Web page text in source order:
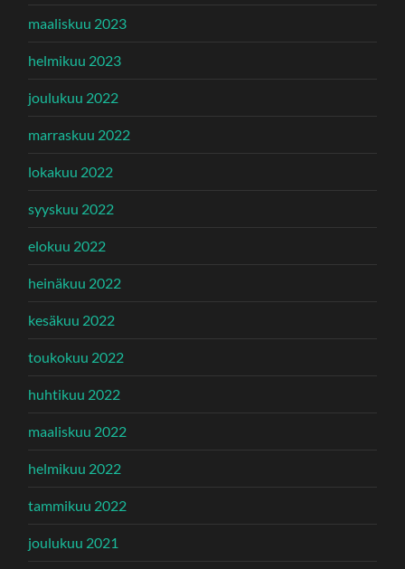
maaliskuu 2023
helmikuu 2023
joulukuu 2022
marraskuu 2022
lokakuu 2022
syyskuu 2022
elokuu 2022
heinäkuu 2022
kesäkuu 2022
toukokuu 2022
huhtikuu 2022
maaliskuu 2022
helmikuu 2022
tammikuu 2022
joulukuu 2021